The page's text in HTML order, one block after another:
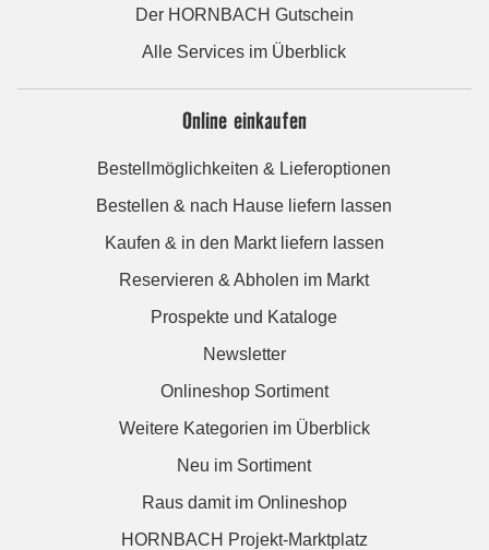
Der HORNBACH Gutschein
Alle Services im Überblick
Online einkaufen
Bestellmöglichkeiten & Lieferoptionen
Bestellen & nach Hause liefern lassen
Kaufen & in den Markt liefern lassen
Reservieren & Abholen im Markt
Prospekte und Kataloge
Newsletter
Onlineshop Sortiment
Weitere Kategorien im Überblick
Neu im Sortiment
Raus damit im Onlineshop
HORNBACH Projekt-Marktplatz